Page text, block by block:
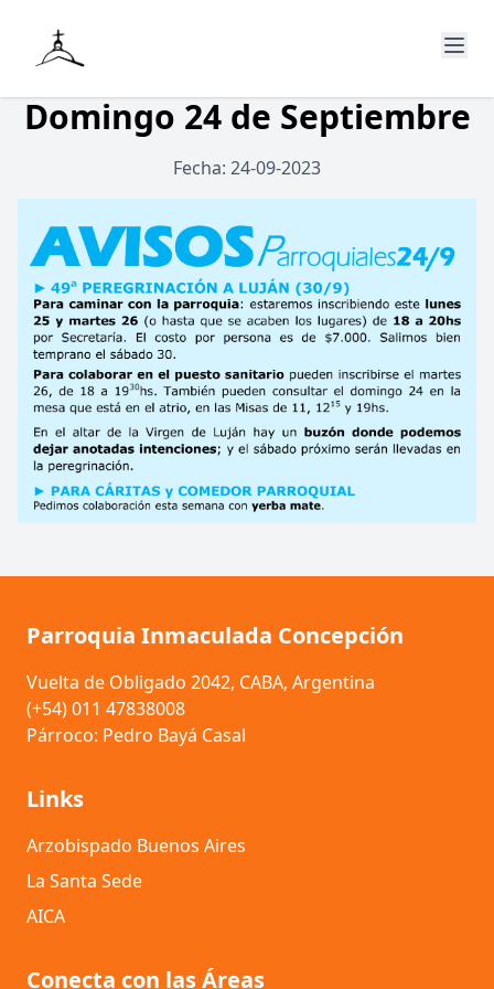
Domingo 24 de Septiembre
Fecha: 24-09-2023
Parroquia Inmaculada Concepción
Vuelta de Obligado 2042, CABA, Argentina
(+54) 011 47838008
Párroco: Pedro Bayá Casal
Links
Arzobispado Buenos Aires
La Santa Sede
AICA
Conecta con las Áreas